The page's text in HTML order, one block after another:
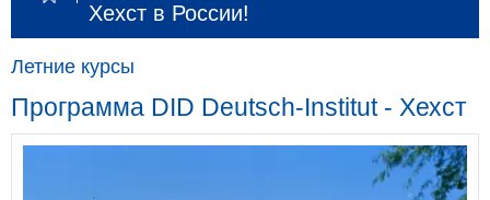
Хехст в России!
Летние курсы
Программа DID Deutsch-Institut - Хехст